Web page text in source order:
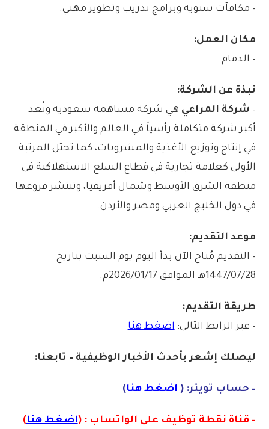
– مكافآت سنوية وبرامج تدريب وتطوير مهني.
مكان العمل:
– الدمام.
نبذة عن الشركة:
– شركة المراعي هي شركة مساهمة سعودية وتُعد
أكبر شركة متكاملة رأسياً في العالم والأكبر في المنطقة
في إنتاج وتوزيع الأغذية والمشروبات، كما تحتل المرتبة
الأولى كعلامة تجارية في قطاع السلع الاستهلاكية في
منطقة الشرق الأوسط وشمال أفريقيا، وتنتشر فروعها
في دول الخليج العربي ومصر والأردن.
موعد التقديم:
– التقديم مُتاح الآن بدأ اليوم يوم السبت بتاريخ
1447/07/28هـ الموافق 2026/01/17م.
طريقة التقديم:
– عبر الرابط التالي: اضغط هنا
ليصلك إشعربأحدث الأخبار الوظيفية – تابعنا:
– حساب تويتر: ( اضغط هنا)
– قناة نقطة توظيف على الواتساب : (اضغط هنا)